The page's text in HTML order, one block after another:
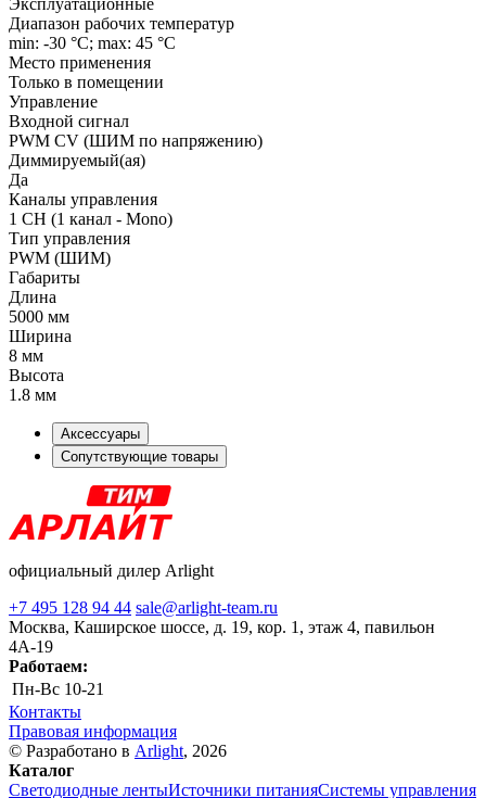
Диапазон рабочих температур
min: -30 °C; max: 45 °C
Место применения
Только в помещении
Управление
Входной сигнал
PWM СV (ШИМ по напряжению)
Диммируемый(ая)
Да
Каналы управления
1 CH (1 канал - Mono)
Тип управления
PWM (ШИМ)
Габариты
Длина
5000 мм
Ширина
8 мм
Высота
1.8 мм
Аксессуары
Сопутствующие товары
официальный дилер Arlight
+7 495 128 94 44 sale@arlight-team.ru
Москва, Каширское шоссе, д. 19, кор. 1, этаж 4, павильон
4А-19
Работаем:
Пн-Вс 10-21
Контакты
Правовая информация
© Разработано в Arlight, 2026
Каталог
Светодиодные лентыИсточники питанияСистемы управления